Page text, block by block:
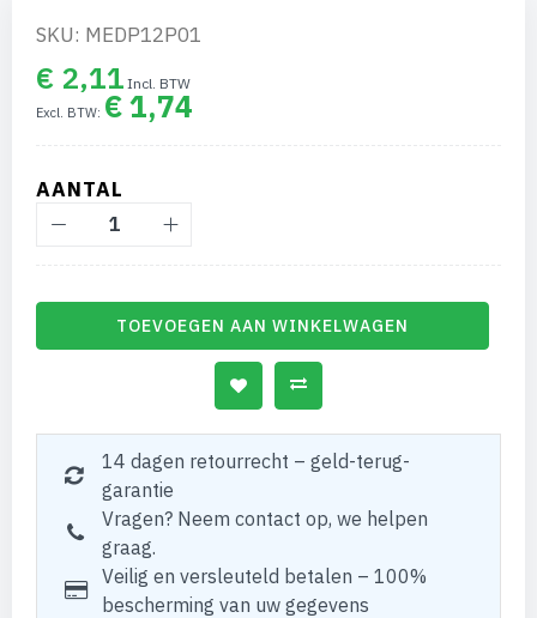
SKU: MEDP12P01
€ 2,11
€ 1,74
AANTAL
TOEVOEGEN AAN WINKELWAGEN
14 dagen retourrecht – geld-terug-
garantie
Vragen? Neem contact op, we helpen
graag.
Veilig en versleuteld betalen – 100%
bescherming van uw gegevens